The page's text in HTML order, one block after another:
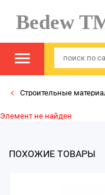
Bedew
Строительные
Элемент не найден
ПОХОЖИЕ ТОВАРЫ